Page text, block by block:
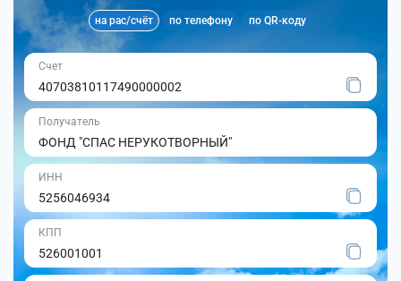
на рас/счёт по телефону по QR-коду
Счет
40703810117490000002
Получатель
ФОНД "СПАС НЕРУКОТВОРНЫЙ"
ИНН
5256046934
КПП
526001001